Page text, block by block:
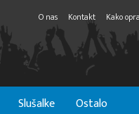
O nas Kontakt Kako
Slušalke Ostalo